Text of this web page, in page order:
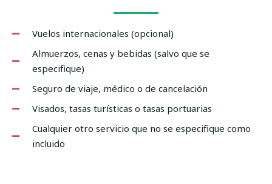
Vuelos internacionales (opcional)
Almuerzos, cenas y bebidas (salvo que se
especifique)
Seguro de viaje, médico o de cancelación
Visados, tasas turísticas o tasas portuarias
Cualquier otro servicio que no se especifique como
incluido